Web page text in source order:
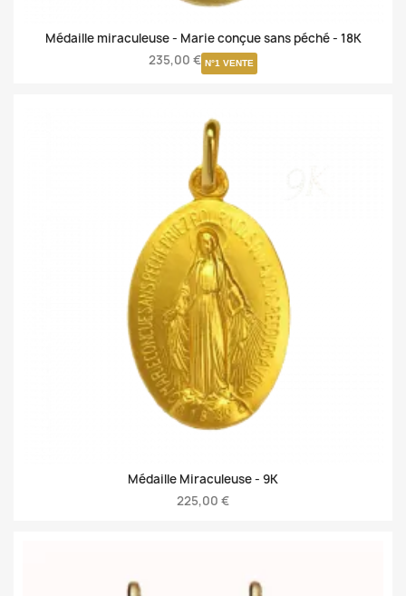
Médaille miraculeuse - Marie conçue sans péché - 18K
235,00 € N°1 VENTE
Médaille Miraculeuse - 9K
225,00 €